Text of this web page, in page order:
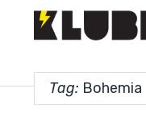
Tag: Bohemia